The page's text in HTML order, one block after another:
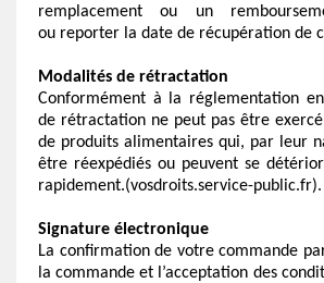
remplacement ou un
ou reporter la date de récupération de
Modalités de rétractation
Conformément à la réglementation
de rétractation ne peut pas être
de produits alimentaires qui, par leur
être réexpédiés ou peuvent se
rapidement.(vosdroits.service-public.fr).
Signature électronique
La confirmation de votre commande
la commande et l’acceptation des